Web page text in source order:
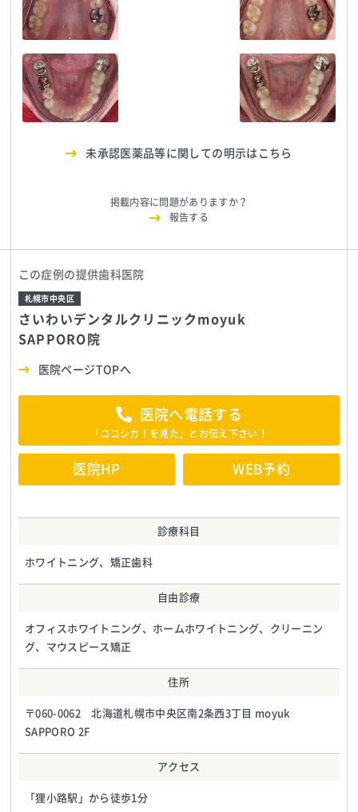
リニックmoyuk
SAPPORO院
TEL:05018094594
リニックmoyuk
SAPPORO院
TEL:05018094594
さいわいデンタルク
リニックmoyuk
SAPPORO院
TEL:05018094594
さいわいデンタルク
リニックmoyuk
SAPPORO院
TEL:05018094594
未承認医薬品等に関しての明示はこちら
掲載内容に問題がありますか？
報告する
この症例の提供歯科医院
さいわいデンタルクリニックmoyuk
SAPPORO院
札幌市中央区
医院ページTOPへ
医院へ電話する
「ココシカ！を見た」とお伝え下さい！
医院HP WEB予約
診療科目
ホワイトニング、矯正歯科
自由診療
オフィスホワイトニング、ホームホワイトニング、クリーニン
グ、マウスピース矯正
住所
〒060-0062 北海道札幌市中央区南2条西3丁目 moyuk
SAPPORO 2F
アクセス
「狸小路駅」から徒歩1分